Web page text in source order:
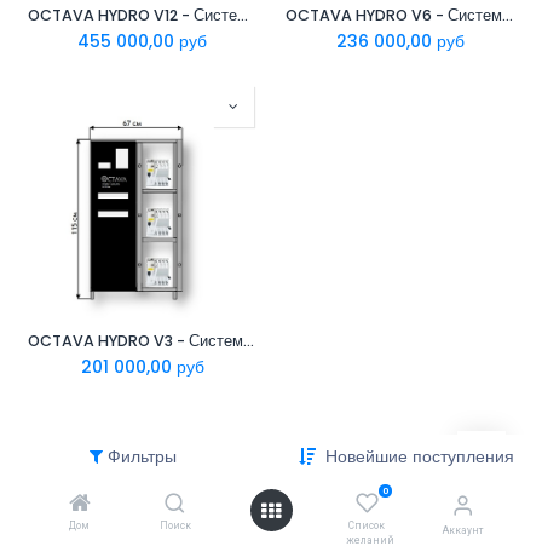
Фильтры Новейшие поступления
Дом Поиск
0
Список
желаний
Аккаунт
OCTAVA HYDRO V12 - Система охлаждения Antminer Hydro
455 000,00 руб
OCTAVA HYDRO V6 - Система охлаждения Antminer Hydro
236 000,00 руб
OCTAVA HYDRO V3 - Система охлаждения Antminer Hydro
201 000,00 руб